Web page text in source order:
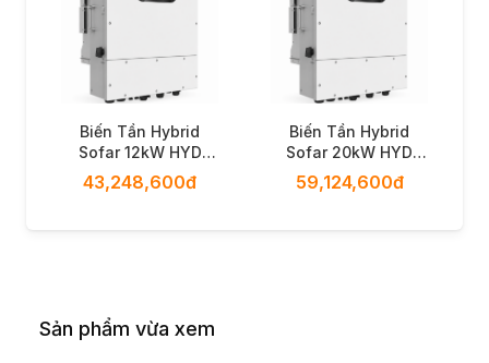
Biến Tần Hybrid
Sofar 12kW HYD
12K-LT1
43,248,600đ
Biến Tần Hybrid
Sofar 20kW HYD
20K-LT1
59,124,600đ
Sản phẩm vừa xem